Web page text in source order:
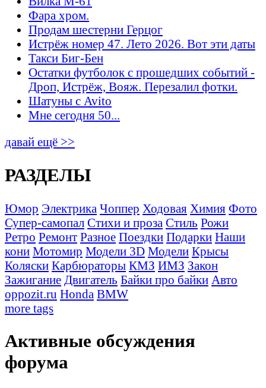
Фара хром.
Продам шестерни Герцог
Истрёж номер 47. Лето 2026. Вот эти даты
Такси Биг-Бен
Остатки футболок с прошедших событий -
Дроп, Истрёж, Вояж. Перезалил фотки.
Шатуны с Avito
Мне сегодня 50...
давай ещё >>
РАЗДЕЛЫ
Юмор Электрика Чоппер Ходовая Химия Фото
Супер-самопал Стихи и проза Стиль Рожи
Ретро Ремонт Разное Поездки Подарки Наши
кони Мотомир Модели 3D Модели Крысы
Коляски Карбюраторы КМЗ ИМЗ Закон
Зажигание Двигатель Байки про байки Авто
oppozit.ru Honda BMW
more tags
Активные обсуждения
форума